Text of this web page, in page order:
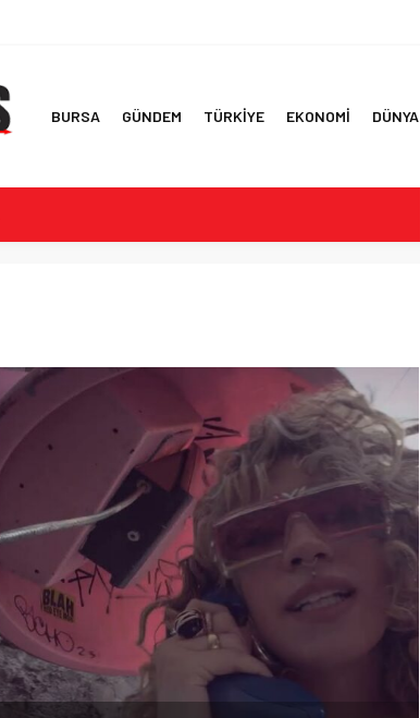
BURSA GÜNDEM TÜRKİYE EKONOMİ DÜNYA